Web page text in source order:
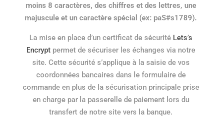
moins 8 caractères, des chiffres et des lettres, une
majuscule et un caractère spécial (ex: paS#s1789).
La mise en place d’un certificat de sécurité Lets’s
Encrypt permet de sécuriser les échanges via notre
site. Cette sécurité s’applique à la saisie de vos
coordonnées bancaires dans le formulaire de
commande en plus de la sécurisation principale prise
en charge par la passerelle de paiement lors du
transfert de notre site vers la banque.